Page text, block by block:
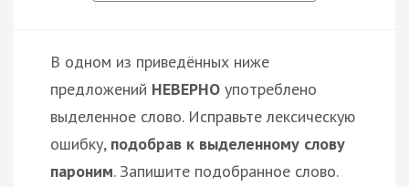
В одном из приведённых ниже
предложений НЕВЕРНО употреблено
выделенное слово. Исправьте лексическую
ошибку, подобрав к выделенному слову
пароним. Запишите подобранное слово.